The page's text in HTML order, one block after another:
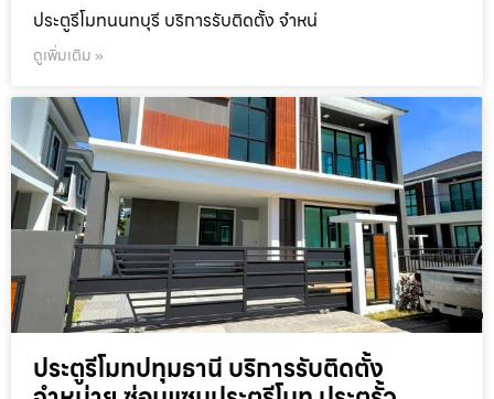
ประตูรีโมทนนทบุรี บริการรับติดตั้ง จำหน่
ดูเพิ่มเติม »
ประตูรีโมทปทุมธานี บริการรับติดตั้ง